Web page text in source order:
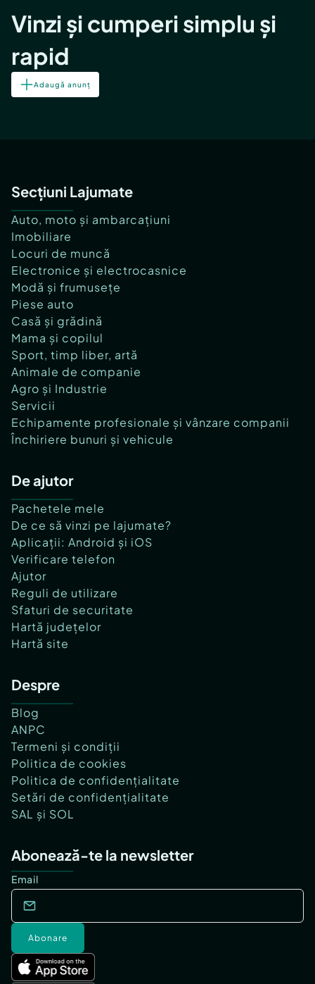
Vinzi și cumperi simplu și
rapid
Adaugă anunț
Secțiuni Lajumate
Auto, moto și ambarcațiuni
Imobiliare
Locuri de muncă
Electronice și electrocasnice
Modă și frumusețe
Piese auto
Casă și grădină
Mama și copilul
Sport, timp liber, artă
Animale de companie
Agro și Industrie
Servicii
Echipamente profesionale și vânzare companii
Închiriere bunuri și vehicule
De ajutor
Pachetele mele
De ce să vinzi pe lajumate?
Aplicații: Android și iOS
Verificare telefon
Ajutor
Reguli de utilizare
Sfaturi de securitate
Hartă județelor
Hartă site
Despre
Blog
ANPC
Termeni și condiții
Politica de cookies
Politica de confidențialitate
Setări de confidențialitate
SAL și SOL
Abonează-te la newsletter
Email
Abonare